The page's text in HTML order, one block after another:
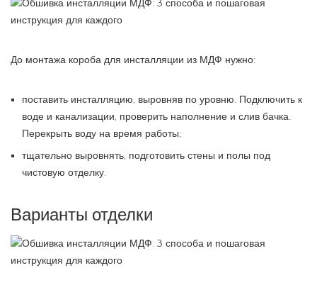
До монтажа короба для инсталляции из МДФ нужно:
поставить инсталляцию, выровняв по уровню. Подключить к
воде и канализации, проверить наполнение и слив бачка.
Перекрыть воду на время работы;
тщательно выровнять, подготовить стены и полы под
чистовую отделку.
Варианты отделки